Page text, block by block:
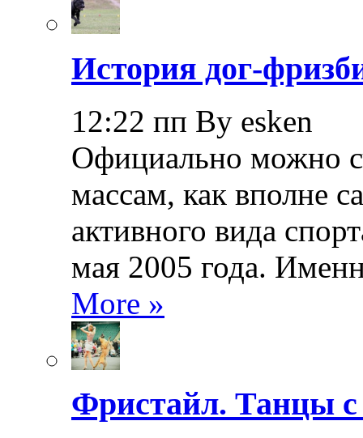
История дог-
12:22 пп By esken
Официально можно
массам, как вполне
активного вида
мая 2005 года.
More »
Фристайл. Танцы с